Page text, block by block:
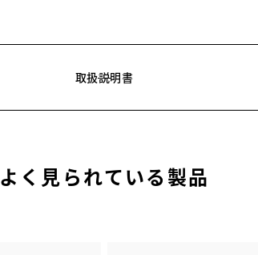
取扱説明書
よく見られている製品